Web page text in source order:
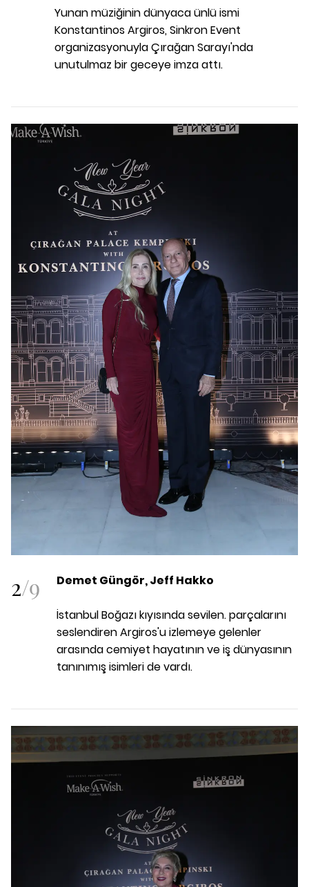
Yunan müziğinin dünyaca ünlü ismi
Konstantinos Argiros, Sinkron Event
organizasyonuyla Çırağan Sarayı'nda
unutulmaz bir geceye imza attı.
2/9 Demet Güngör, Jeff Hakko
İstanbul Boğazı kıyısında sevilen. parçalarını
seslendiren Argiros'u izlemeye gelenler
arasında cemiyet hayatının ve iş dünyasının
tanınımış isimleri de vardı.